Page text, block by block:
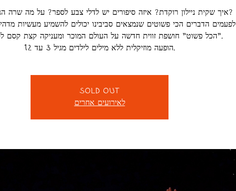
איך שקית ניילון רוקדת? איזה סיפורים יש לדלי צבע לספר? על מה שרה
לפעמים הדברים הכי פשוטים שנמצאים סביבינו יכולים להשמיע מעשיות
"הכל פשוט" חושפת זווית חדשה על העולם המוכר ומעניקה קצת קסם
הופעה מוזיקלית ללא מילים לילדים מגיל 3 עד 12.
SOLD OUT
לאירועים אחרים